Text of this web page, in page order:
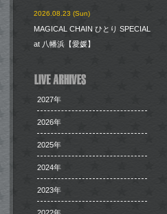
2026.08.23 (Sun)
MAGICAL CHAIN ひとり SPECIAL
at 八幡浜【愛媛】
2027年
2026年
2025年
2024年
2023年